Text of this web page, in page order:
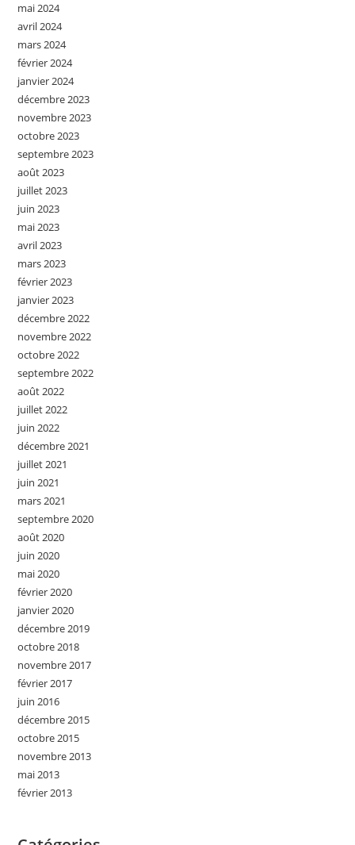
mai 2024
avril 2024
mars 2024
février 2024
janvier 2024
décembre 2023
novembre 2023
octobre 2023
septembre 2023
août 2023
juillet 2023
juin 2023
mai 2023
avril 2023
mars 2023
février 2023
janvier 2023
décembre 2022
novembre 2022
octobre 2022
septembre 2022
août 2022
juillet 2022
juin 2022
décembre 2021
juillet 2021
juin 2021
mars 2021
septembre 2020
août 2020
juin 2020
mai 2020
février 2020
janvier 2020
décembre 2019
octobre 2018
novembre 2017
février 2017
juin 2016
décembre 2015
octobre 2015
novembre 2013
mai 2013
février 2013